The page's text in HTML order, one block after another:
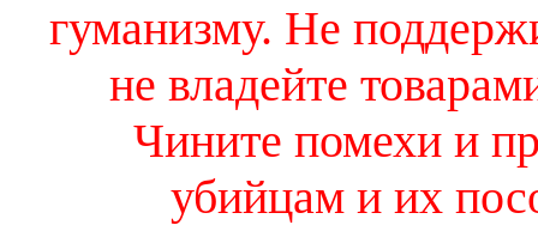
гуманизму. Не
не владейте
Чините помехи и
убийцам и их